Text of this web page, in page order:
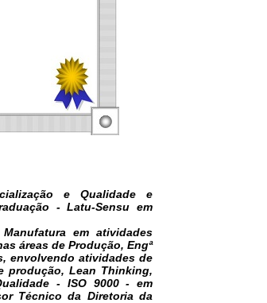
e Qualidade e
- Latu-Sensu em
em atividades
áreas de Produção, Engª
envolvendo atividades de
produção, Lean Thinking,
- ISO 9000 - em
Técnico da Diretoria da